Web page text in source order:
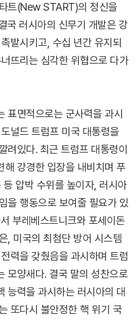
트(New START)의 정신을
국 러시아의 신무기 개발은 강
발시키고, 수십 년간 유지되
뜨리는 심각한 위협으로 다가
표면적으로는 군사력을 과시
널드 트럼프 미국 대통령을
려있다. 최근 트럼프 대통령이
해 강경한 입장을 내비치며 푸
압박 수위를 높이자, 러시아
을 행동으로 보여줄 필요가 있
부레베스트니크와 포세이돈
, 미국의 최첨단 방어 시스템
력을 갖췄음을 과시하며 트럼
모양새다. 결국 말의 성찬으로
능력을 과시하는 러시아의 대
또다시 불안정한 핵 위기 국